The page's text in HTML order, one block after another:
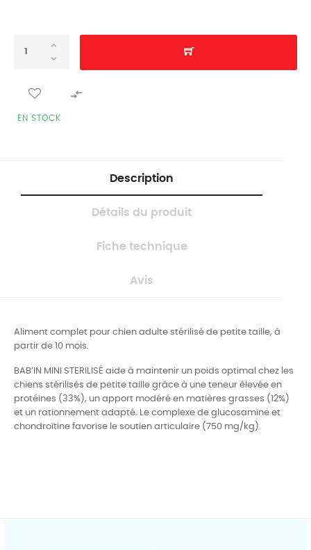

EN STOCK
Description
Détails du produit
Fiche technique
Avis
Aliment complet pour chien adulte stérilisé de petite taille, à
partir de 10 mois.
BAB’IN MINI STERILISÉ aide à maintenir un poids optimal chez les
chiens stérilisés de petite taille grâce à une teneur élevée en
protéines (33%), un apport modéré en matières grasses (12%)
et un rationnement adapté. Le complexe de glucosamine et
chondroïtine favorise le soutien articulaire (750 mg/kg).